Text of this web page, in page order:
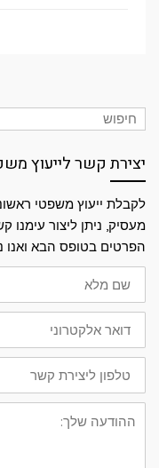
יצירת קשר לייעוץ
לקבלת ייעוץ משפטי
הפרטים בטופס הבא ואנו
שם
מלא
דואר
אלקטרוני
טלפון
ליצירת
קשר
ההודעה
שלך: